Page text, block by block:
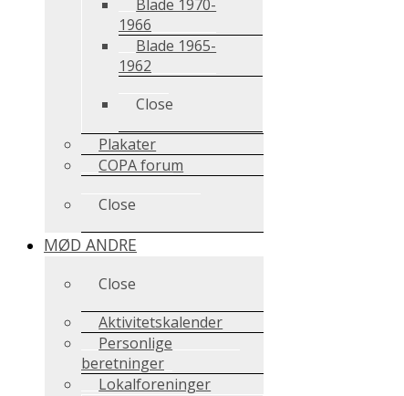
Blade 1970-
1966
Blade 1965-
1962
Close
Plakater
COPA forum
Close
MØD ANDRE
Close
Aktivitetskalender
Personlige
beretninger
Lokalforeninger